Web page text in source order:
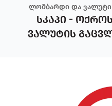
ლომბარდი და
სკაპი -
ვალუტის